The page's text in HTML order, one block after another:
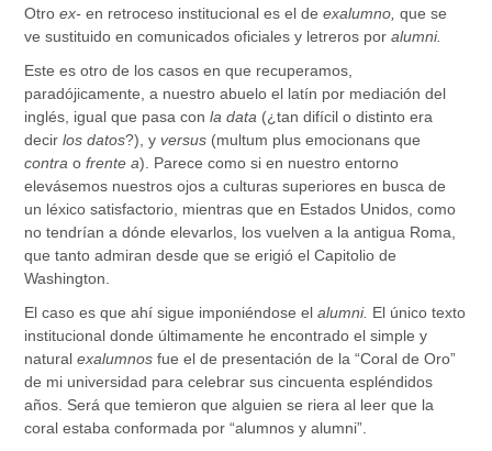
Otroex- en retroceso institucional es el deexalumno, que se
ve sustituido en comunicados oficiales y letreros poralumni.
Este es otro de los casos en que recuperamos,
paradójicamente, a nuestro abuelo el latín por mediación del
inglés, igual que pasa conla data (¿tan difícil o distinto era
decirlos datos?), yversus (multum plus emocionans que
contra ofrente a). Parece como si en nuestro entorno
elevásemos nuestros ojos a culturas superiores en busca de
un léxico satisfactorio, mientras que en Estados Unidos, como
no tendrían a dónde elevarlos, los vuelven a la antigua Roma,
que tanto admiran desde que se erigió el Capitolio de
Washington.
El caso es que ahí sigue imponiéndose elalumni. El único texto
institucional donde últimamente he encontrado el simple y
naturalexalumnos fue el de presentación de la “Coral de Oro”
de mi universidad para celebrar sus cincuenta espléndidos
años. Será que temieron que alguien se riera al leer que la
coral estaba conformada por “alumnos y alumni”.